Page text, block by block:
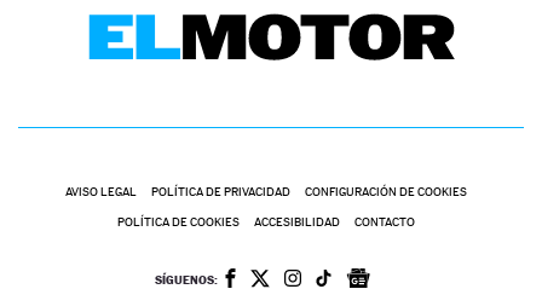
AVISO LEGAL POLÍTICA DE PRIVACIDAD CONFIGURACIÓN DE COOKIES
POLÍTICA DE COOKIES ACCESIBILIDAD CONTACTO
SÍGUENOS: